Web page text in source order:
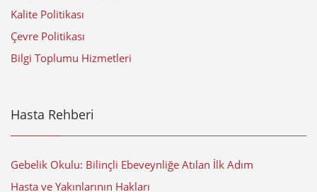
Kalite Politikası
Çevre Politikası
Bilgi Toplumu Hizmetleri
Hasta Rehberi
Gebelik Okulu: Bilinçli Ebeveynliğe Atılan İlk Adım
Hasta ve Yakınlarının Hakları